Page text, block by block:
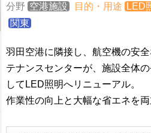
分野 空港施設 目的・用途 LED
関東
羽田空港に隣接し、航空機の安
テナンスセンターが、施設全体
してLED照明へリニューアル。
作業性の向上と大幅な省エネを両